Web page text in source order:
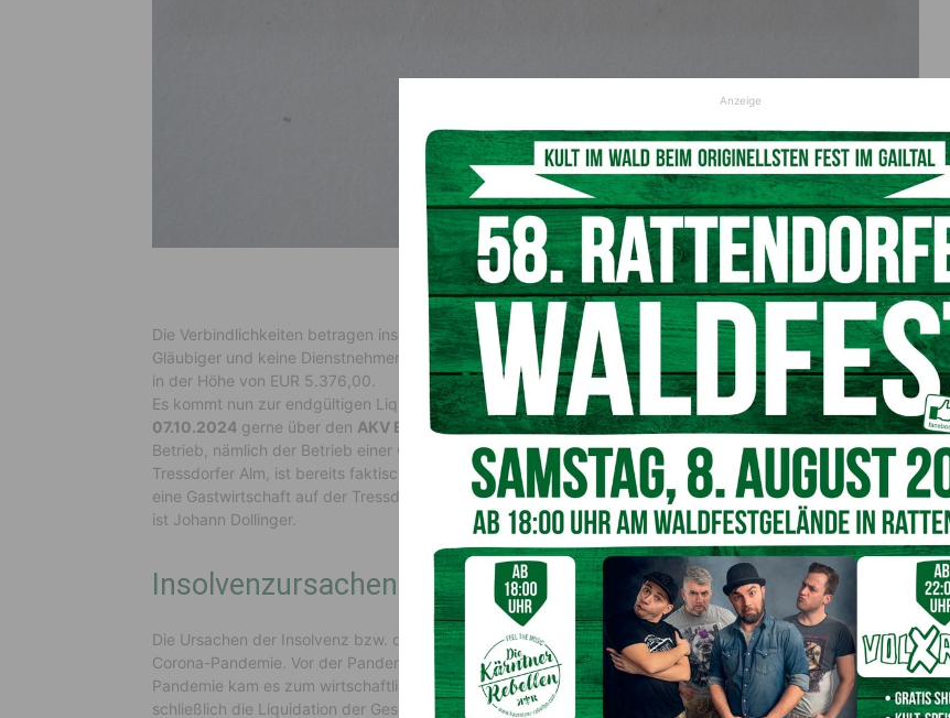
© Bild von Ratfink1973 auf Pixabay
Die Verbindlichkeiten betragen insgesamt rund EUR 16.400,00. Von der Insolvenz sind insgesamt 3
Gläubiger und keine Dienstnehmer betroffen. Aktiva bestehen auf dem Bankguthaben bei der Hausbank
in der Höhe von EUR 5.376,00.
Es kommt nun zur endgültigen Liquidation der Gesellschaft. Forderungen können
bis zum
07.10.2024 gerne über den AKV EUROPA unterklagenfurt@akveuropa.ateingereicht werden. Der
Betrieb, nämlich der Betrieb einer Gastwirtschaft vom BetreiberDollinger Tourismus GmbHauf der
Tressdorfer Alm, ist bereits faktisch geschlossen. Die Schuldnerin betrieb seit der Gründung im Jahr 2008
eine Gastwirtschaft auf der Tressdorfer Alm. Handelsrechtlicher Geschäftsführer und 100%-Gesellschafter
ist Johann Dollinger.
Insolvenzursachen
Die Ursachen der Insolvenz bzw. der Vermögenslosigkeit liegen hauptsächlich in der
Corona-Pandemie. Vor der Pandemie konnten sehr gute Ergebnisse erzielt. Mit der
Pandemie kam es zum wirtschaftlichen Einbruch. Die Schuldnerin beabsichtigte
schließlich die Liquidation der Gesellschaft, hatte daher das Pachtobjekt auf der
Anzeige